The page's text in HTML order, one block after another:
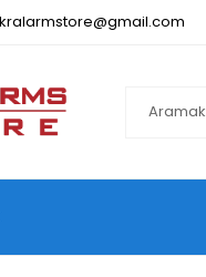
kralarmstore@gmail.com